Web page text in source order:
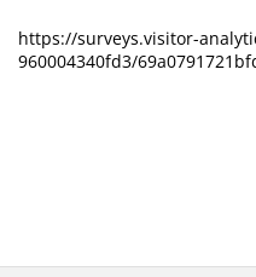
https://surveys.visitor-
960004340fd3/